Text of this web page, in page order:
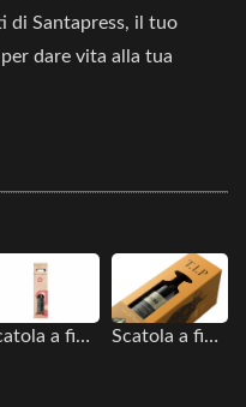
di Santapress, il tuo
dare vita alla tua
Scatola a finestra portatile Scatola a finestra